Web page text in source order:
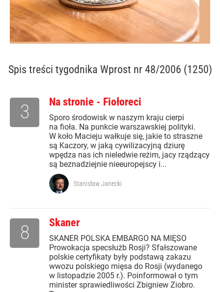
Spis treści tygodnika Wprost nr 48/2006 (1250)
Na stronie - Fiołoreci
Sporo środowisk w naszym kraju cierpi
na fioła. Na punkcie warszawskiej polityki.
W koło Macieju wałkuje się, jakie to straszne
są Kaczory, w jaką cywilizacyjną dziurę
wpędza nas ich nieledwie reżim, jacy rządzący
są beznadziejnie nieeuropejscy i...
3
Stanisław Janecki
Skaner
SKANER POLSKA EMBARGO NA MIĘSO
Prowokacja specsłużb Rosji? Sfałszowane
polskie certyfikaty były podstawą zakazu
wwozu polskiego mięsa do Rosji (wydanego
w listopadzie 2005 r.). Poinformował o tym
minister sprawiedliwości Zbigniew Ziobro.
8